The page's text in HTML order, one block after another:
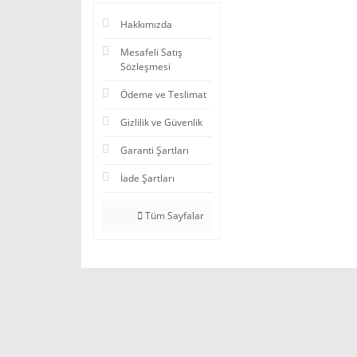
Hakkımızda
Mesafeli Satış
Sözleşmesi
Ödeme ve Teslimat
Gizlilik ve Güvenlik
Garanti Şartları
İade Şartları
Tüm Sayfalar